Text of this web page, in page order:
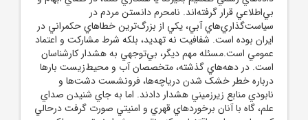
بي‌اطلاعي قرار گرفته‌اند. نامحرم دانستن مردم در
سياست‌گذاري‌هاي آبي، يکي از بزرگ‌ترين خطاهاي حکمراني در
ايران بوده است. شفافيت نه تهديد، بلکه شرط مشارکت و اعتماد
عمومي است.مسئله مهم ديگر، بي‌توجهي به هشدار کارشناسان
است. در دهه‌هاي گذشته، متخصصان آب و محيط‌زيست بارها
درباره خطر خشک شدن درياچه‌ها، فرونشست دشت‌ها و
نابودي منابع زيرزميني هشدار دادند. اما به جاي شنيدن صداي
علم، گاه با آنان برخوردهاي قهري و امنيتي صورت گرفت درحالي